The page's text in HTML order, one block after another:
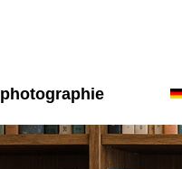
photographie